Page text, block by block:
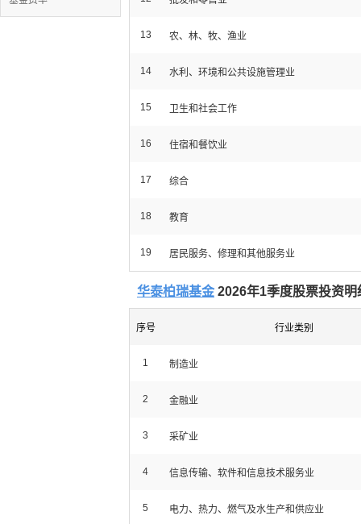
13 农、林、牧、渔业
14 水利、环境和公共设施管理业
15 卫生和社会工作
16 住宿和餐饮业
17 综合
18 教育
19 居民服务、修理和其他服务业
华泰柏瑞基金 2026年1季度股票投资明
序号 行业类别
1 制造业
2 金融业
3 采矿业
4 信息传输、软件和信息技术服务业
5 电力、热力、燃气及水生产和供应业